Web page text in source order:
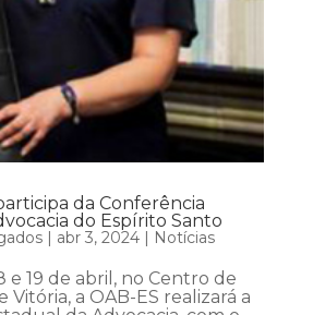
da Conferência
do Espírito Santo
| abr 3, 2024| Notícias
e 19 de abril, no Centro de
Vitória, a OAB-ES realizará a